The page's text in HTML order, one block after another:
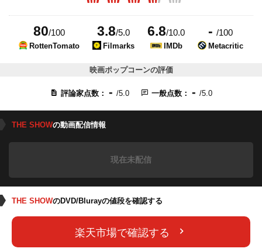
80/100
RottenTomato
3.8/5.0
Filmarks
6.8/10.0
IMDb
- /100
Metacritic
映画ポップコーンの評価
評論家点数： - /5.0 一般点数： - /5.0
THE SHOWの動画配信情報
現在未配信
THE SHOWのDVD/Blurayの値段を確認する
楽天市場で確認する